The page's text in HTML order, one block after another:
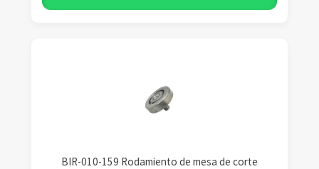
BIR-010-159 Rodamiento de mesa de corte